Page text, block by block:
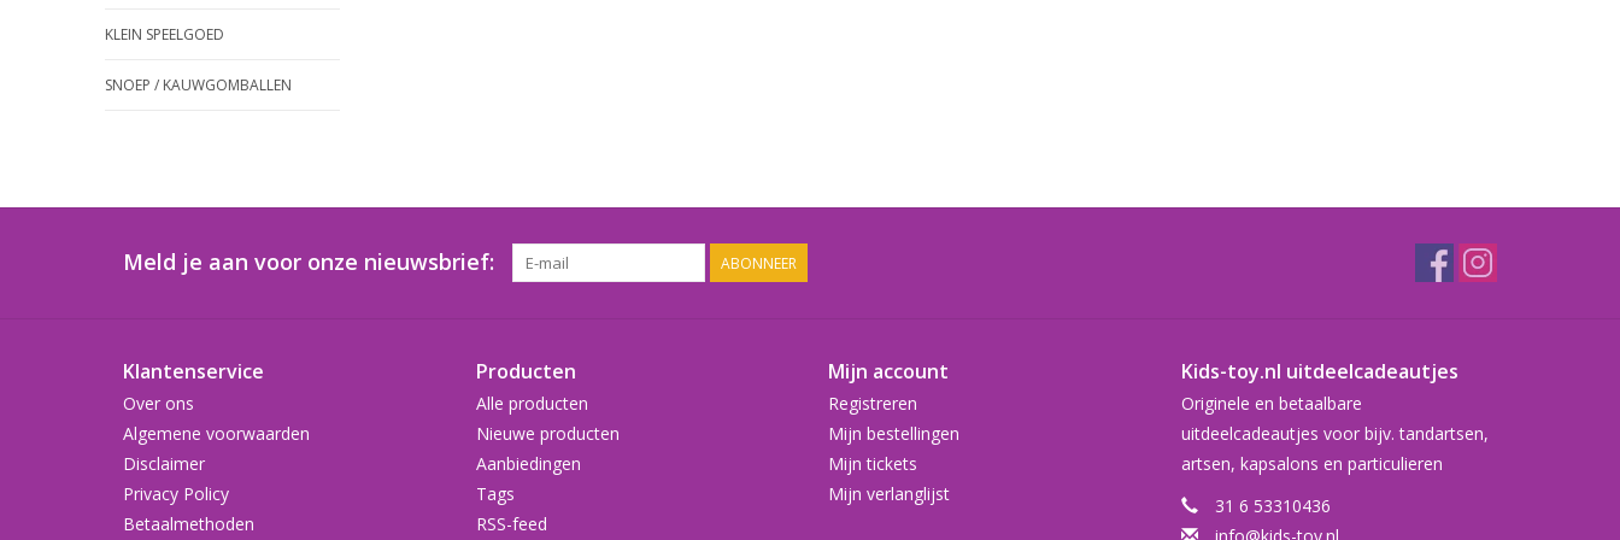
KLEIN SPEELGOED
SNOEP / KAUWGOMBALLEN
Meld je aan voor onze nieuwsbrief: ABONNEER
Klantenservice
Over ons
Algemene voorwaarden
Disclaimer
Privacy Policy
Betaalmethoden
Producten
Alle producten
Nieuwe producten
Aanbiedingen
Tags
RSS-feed
Mijn account
Registreren
Mijn bestellingen
Mijn tickets
Mijn verlanglijst
Kids-toy.nl uitdeelcadeautjes
Originele en betaalbare
uitdeelcadeautjes voor bijv. tandartsen,
artsen, kapsalons en particulieren
31 6 53310436